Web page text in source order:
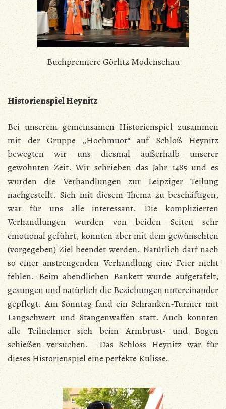
Buchpremiere Görlitz Modenschau
Historienspiel Heynitz
Bei unserem gemeinsamen Historienspiel zusammen
mit der Gruppe „Hochmuot“ auf Schloß Heynitz
bewegten wir uns diesmal außerhalb unserer
gewohnten Zeit. Wir schrieben das Jahr 1485 und es
wurden die Verhandlungen zur Leipziger Teilung
nachgestellt. Sich mit diesem Thema zu beschäftigen,
war für uns alle interessant. Die komplizierten
Verhandlungen wurden von beiden Seiten sehr
emotional geführt, konnten aber mit dem gewünschten
(vorgegeben) Ziel beendet werden. Natürlich darf nach
so einer anstrengenden Verhandlung eine Feier nicht
fehlen. Beim abendlichen Bankett wurde aufgetafelt,
gesungen und natürlich die Beziehungen untereinander
gepflegt. Am Sonntag fand ein Schranken-Turnier mit
Langschwert und Stangenwaffen statt. Auch konnten
alle Teilnehmer sich beim Armbrust- und Bogen
schießen versuchen. Das Schloss Heynitz war für
dieses Historienspiel eine perfekte Kulisse.